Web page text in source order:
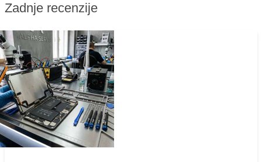
Zadnje recenzije